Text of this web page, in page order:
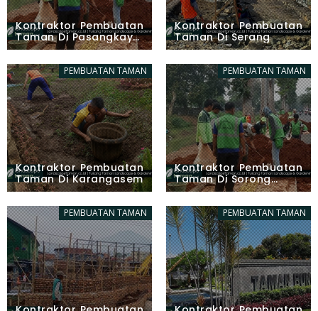
Kontraktor Pembuatan
Taman Di Pasangkayu
(Mamuju Utara)
Kontraktor Pembuatan
Taman Di Serang
PEMBUATAN TAMAN
Kontraktor Pembuatan
Taman Di Karangasem
PEMBUATAN TAMAN
Kontraktor Pembuatan
Taman Di Sorong
Barat
PEMBUATAN TAMAN PEMBUATAN TAMAN